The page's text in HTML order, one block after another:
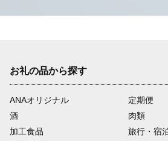
お礼の品から探す
ANAオリジナル
定期便
酒
肉類
加工食品
旅行・宿